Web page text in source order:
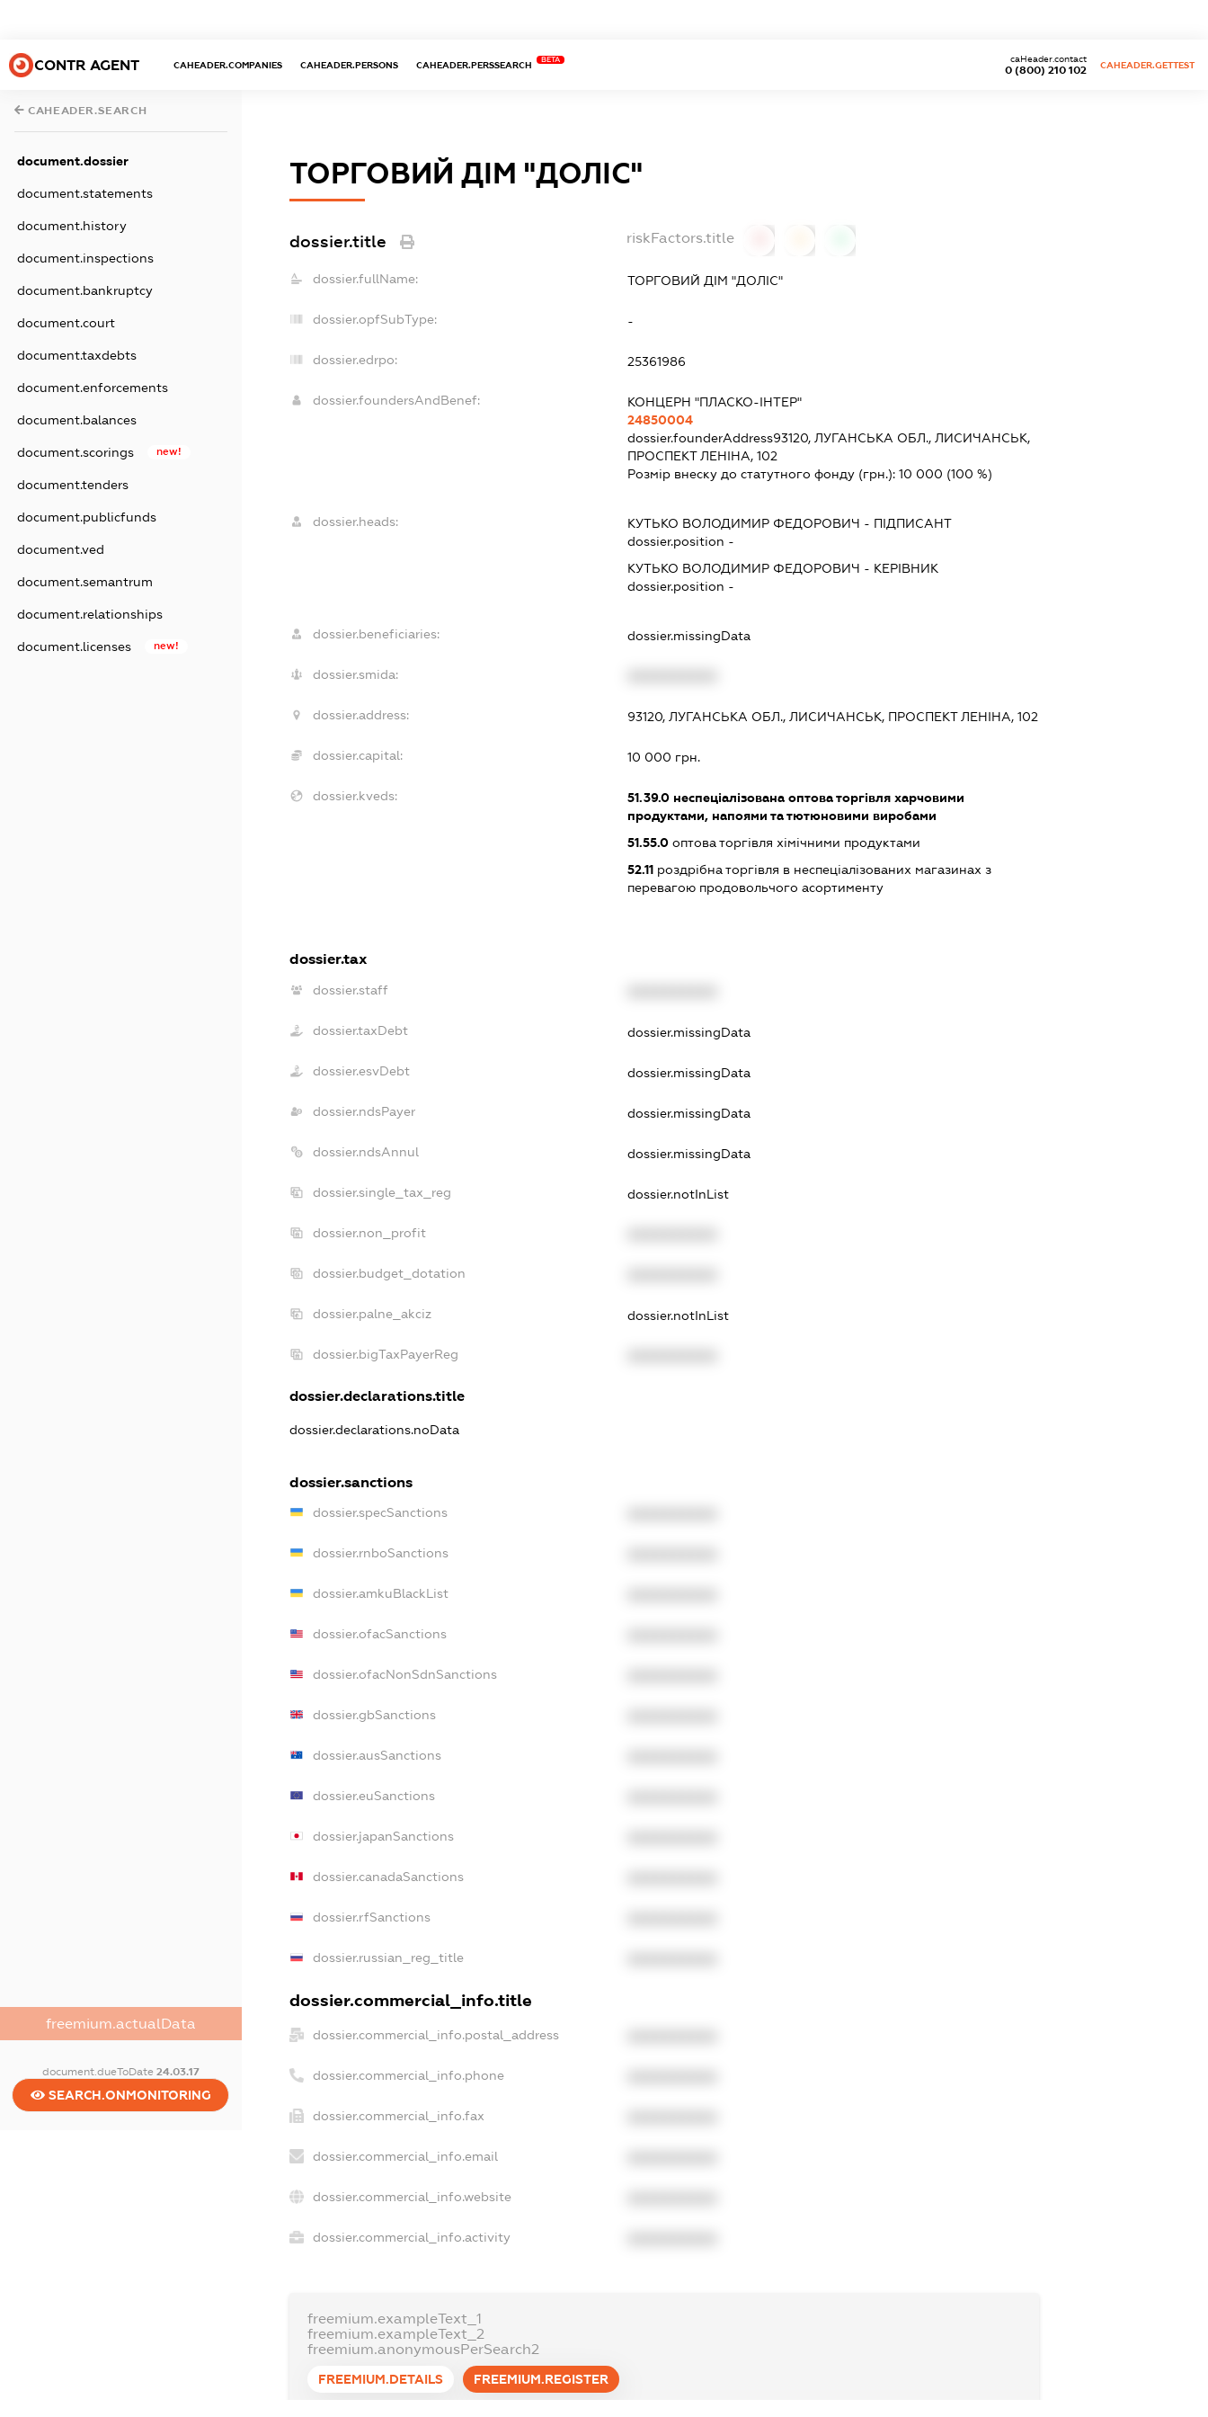
CONTR AGENT CAHEADER.COMPANIES CAHEADER.PERSONS CAHEADER.PERSSEARCH
BETA
0 (800) 210 102
caHeader.contact
CAHEADER.GETTEST
CAHEADER.SEARCH
document.dossier
document.statements
document.history
document.inspections
document.bankruptcy
document.court
document.taxdebts
document.enforcements
document.balances
document.scorings new!
document.tenders
document.publicfunds
document.ved
document.semantrum
document.relationships
document.licenses new!
freemium.actualData
document.dueToDate 24.03.17
SEARCH.ONMONITORING
ТОРГОВИЙ ДІМ "ДОЛІС"
dossier.title riskFactors.title
dossier.fullName: ТОРГОВИЙ ДІМ "ДОЛІС"
dossier.opfSubType: -
dossier.edrpo: 25361986
dossier.foundersAndBenef:
КОНЦЕРН "ПЛАСКО-ІНТЕР"
24850004
dossier.founderAddress93120, ЛУГАНСЬКА ОБЛ., ЛИСИЧАНСЬК,
ПРОСПЕКТ ЛЕНІНА, 102
Розмір внеску до статутного фонду (грн.): 10 000 (100 %)
dossier.heads: КУТЬКО ВОЛОДИМИР ФЕДОРОВИЧ - ПІДПИСАНТ
dossier.position -
КУТЬКО ВОЛОДИМИР ФЕДОРОВИЧ - КЕРІВНИК
dossier.position -
dossier.beneficiaries: dossier.missingData
dossier.smida:
dossier.address: 93120, ЛУГАНСЬКА ОБЛ., ЛИСИЧАНСЬК, ПРОСПЕКТ ЛЕНІНА, 102
dossier.capital: 10 000 грн.
dossier.kveds: 51.39.0неспеціалізована оптова торгівля харчовими
продуктами, напоями та тютюновими виробами
51.55.0оптова торгівля хімічними продуктами
52.11роздрібна торгівля в неспеціалізованих магазинах з
перевагою продовольчого асортименту
dossier.tax
dossier.staff
dossier.taxDebt dossier.missingData
dossier.esvDebt dossier.missingData
dossier.ndsPayer dossier.missingData
dossier.ndsAnnul dossier.missingData
dossier.single_tax_reg dossier.notInList
dossier.non_profit
dossier.budget_dotation
dossier.palne_akciz dossier.notInList
dossier.bigTaxPayerReg
dossier.declarations.title
dossier.declarations.noData
dossier.sanctions
dossier.specSanctions
dossier.rnboSanctions
dossier.amkuBlackList
dossier.ofacSanctions
dossier.ofacNonSdnSanctions
dossier.gbSanctions
dossier.ausSanctions
dossier.euSanctions
dossier.japanSanctions
dossier.canadaSanctions
dossier.rfSanctions
dossier.russian_reg_title
dossier.commercial_info.title
dossier.commercial_info.postal_address
dossier.commercial_info.phone
dossier.commercial_info.fax
dossier.commercial_info.email
dossier.commercial_info.website
dossier.commercial_info.activity
freemium.exampleText_1
freemium.exampleText_2
freemium.anonymousPerSearch2
FREEMIUM.DETAILS FREEMIUM.REGISTER